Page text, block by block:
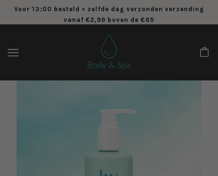
Voor 13:00 besteld = zelfde dag verzonden verzending
vanaf €2,99 boven de €65